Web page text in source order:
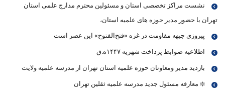
نشست مراکز تخصصی استان و مسئولین محترم مدارج علمی استان
تهران با حضور مدیر حوزه های علمیه استان،
پیروزی جبهه مقاومت در غزه «فتح‌الفتوح» این عصر است
اطلاعیه ضوابط پرداخت شهریه ۱۴۴۷ه.ق
بازدید مدیر ومعاونان حوزه علمیه استان تهران از مدرسه علمیه ولایت
❇️ معارفه مسئول جدید مدرسه علمیه ثقلین تهران